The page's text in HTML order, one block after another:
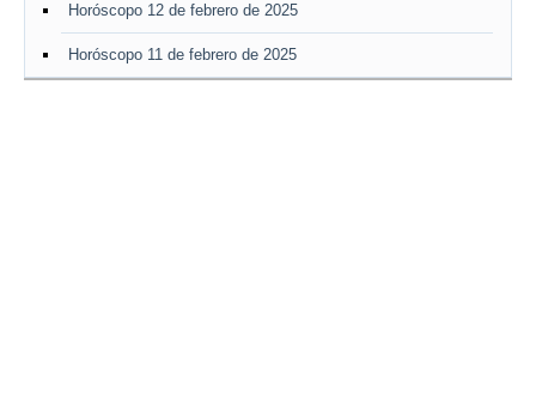
Horóscopo 12 de febrero de 2025
Horóscopo 11 de febrero de 2025